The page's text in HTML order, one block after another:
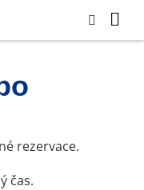
rezervace.
čas.